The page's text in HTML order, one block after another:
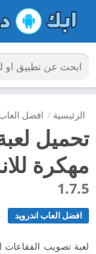
الرئيسية / افضل
مهكرة
1.7.5
افضل العاب اندرويد
لعبة تصويب